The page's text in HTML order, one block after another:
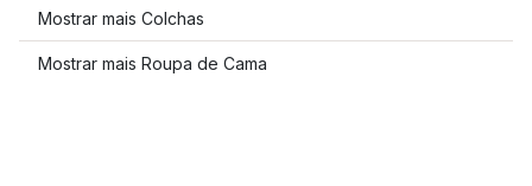
Mostrar mais Colchas
Mostrar mais Roupa de Cama